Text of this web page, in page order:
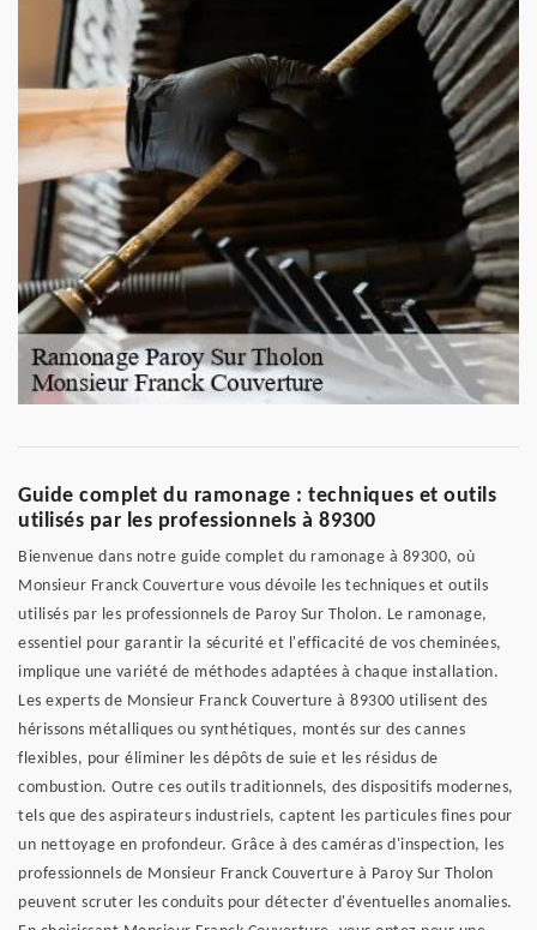
Guide complet du ramonage : techniques et outils
utilisés par les professionnels à 89300
Bienvenue dans notre guide complet du ramonage à 89300, où
Monsieur Franck Couverture vous dévoile les techniques et outils
utilisés par les professionnels de Paroy Sur Tholon. Le ramonage,
essentiel pour garantir la sécurité et l'efficacité de vos cheminées,
implique une variété de méthodes adaptées à chaque installation.
Les experts de Monsieur Franck Couverture à 89300 utilisent des
hérissons métalliques ou synthétiques, montés sur des cannes
flexibles, pour éliminer les dépôts de suie et les résidus de
combustion. Outre ces outils traditionnels, des dispositifs modernes,
tels que des aspirateurs industriels, captent les particules fines pour
un nettoyage en profondeur. Grâce à des caméras d'inspection, les
professionnels de Monsieur Franck Couverture à Paroy Sur Tholon
peuvent scruter les conduits pour détecter d'éventuelles anomalies.